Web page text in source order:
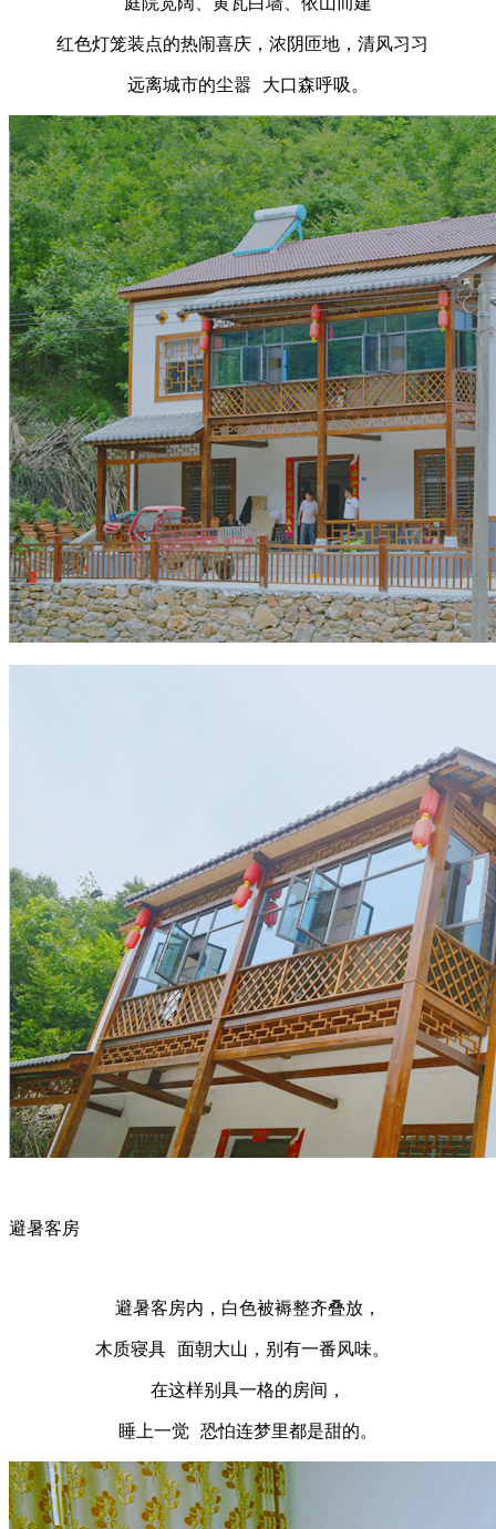
庭院宽阔、黄瓦白墙、 依山而建
红色灯笼装点的热闹喜庆，浓阴匝地，清风习习
远离城市的尘嚣 大口森呼吸。
避暑客房
避暑客房内，白色被褥整齐叠放，
木质寝具 面朝大山，别有一番风味。
在这样别具一格的房间，
睡上一觉 恐怕连梦里都是甜的。